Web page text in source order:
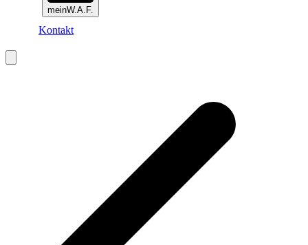
meinW.A.F.
Kontakt